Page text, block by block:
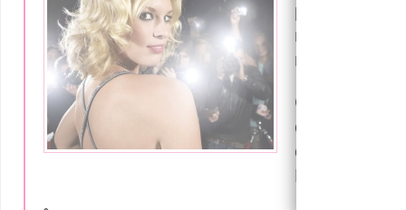
poți afla
noutăți din
mondenă!
Cele mai
comentariile
eter doar la
Pentru